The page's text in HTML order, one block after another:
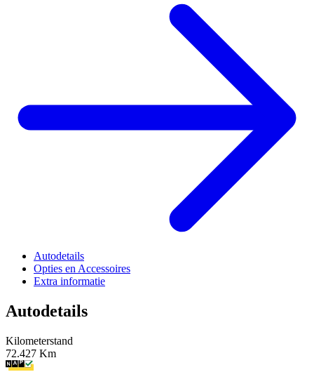
Autodetails
Opties en Accessoires
Extra informatie
Autodetails
Kilometerstand
72.427 Km